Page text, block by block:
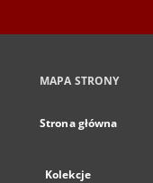
MAPA STRONY
Strona główna
Kolekcje